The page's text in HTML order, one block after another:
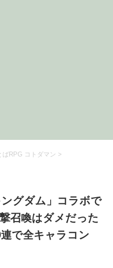
ばRPG コトダマン >
ングダム」コラボで
召喚はダメだった
で全キャラコン